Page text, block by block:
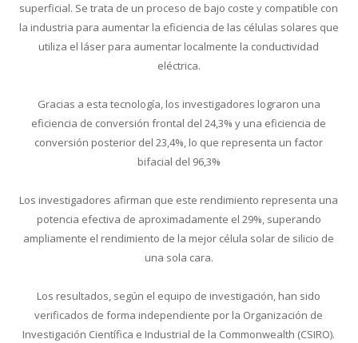
superficial. Se trata de un proceso de bajo coste y compatible con
la industria para aumentar la eficiencia de las células solares que
utiliza el láser para aumentar localmente la conductividad
eléctrica.
Gracias a esta tecnología, los investigadores lograron una
eficiencia de conversión frontal del 24,3% y una eficiencia de
conversión posterior del 23,4%, lo que representa un factor
bifacial del 96,3%
Los investigadores afirman que este rendimiento representa una
potencia efectiva de aproximadamente el 29%, superando
ampliamente el rendimiento de la mejor célula solar de silicio de
una sola cara.
Los resultados, según el equipo de investigación, han sido
verificados de forma independiente por la Organización de
Investigación Científica e Industrial de la Commonwealth (CSIRO).